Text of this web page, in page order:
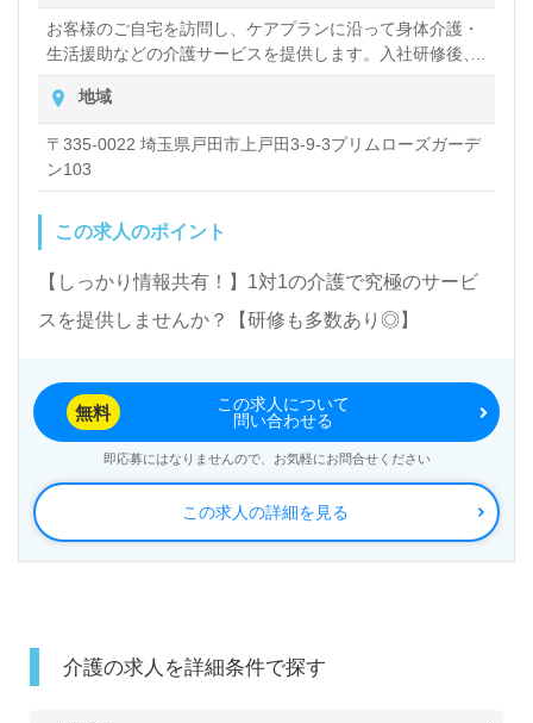
お客様のご自宅を訪問し、ケアプランに沿って身体介護・
生活援助などの介護サービスを提供します。入社研修後、
先輩社員に同行して、お客様宅でのサービスの手順を覚え
るところからお仕事をスタート。同行の回数に制限はない
ため、安心できるまで同行訪問が可能です。また、コール
センターを設置しており、万一の際のフォロー体制もしっ
かりしています。 明確なキャリアパス制度があり、将来の
経験年数に関係なく昇格・昇給が可能な会社です。
地域
〒335-0022 埼玉県戸田市上戸田3-9-3プリムローズガーデ
ン103
この求人のポイント
【しっかり情報共有！】1対1の介護で究極のサービ
スを提供しませんか？【研修も多数あり◎】
この求人の詳細を見る
無料
この求人について
問い合わせる
即応募にはなりませんので、お気軽にお問合せください
介護の求人を詳細条件で探す